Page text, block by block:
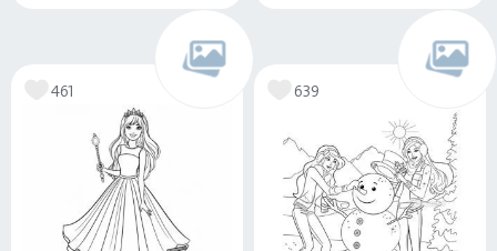
461 639